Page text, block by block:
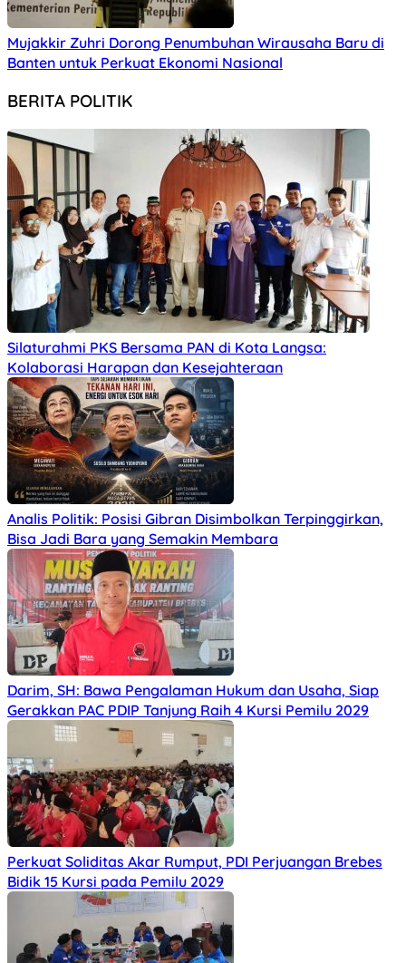
Mujakkir Zuhri Dorong Penumbuhan Wirausaha Baru di
Banten untuk Perkuat Ekonomi Nasional
BERITA POLITIK
Silaturahmi PKS Bersama PAN di Kota Langsa:
Kolaborasi Harapan dan Kesejahteraan
Analis Politik: Posisi Gibran Disimbolkan Terpinggirkan,
Bisa Jadi Bara yang Semakin Membara
Darim, SH: Bawa Pengalaman Hukum dan Usaha, Siap
Gerakkan PAC PDIP Tanjung Raih 4 Kursi Pemilu 2029
Perkuat Soliditas Akar Rumput, PDI Perjuangan Brebes
Bidik 15 Kursi pada Pemilu 2029